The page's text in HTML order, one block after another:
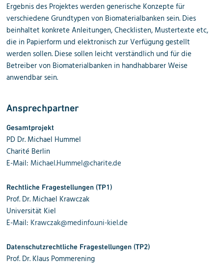
Ergebnis des Projektes werden generische Konzepte für
verschiedene Grundtypen von Biomaterialbanken sein. Dies
beinhaltet konkrete Anleitungen, Checklisten, Mustertexte etc,
die in Papierform und elektronisch zur Verfügung gestellt
werden sollen. Diese sollen leicht verständlich und für die
Betreiber von Biomaterialbanken in handhabbarer Weise
anwendbar sein.
Ansprechpartner
Gesamtprojekt
PD Dr. Michael Hummel
Charité Berlin
E-Mail: Michael.Hummel@charite.de
Rechtliche Fragestellungen (TP1)
Prof. Dr. Michael Krawczak
Universität Kiel
E-Mail: Krawczak@medinfo.uni-kiel.de
Datenschutzrechtliche Fragestellungen (TP2)
Prof. Dr. Klaus Pommerening